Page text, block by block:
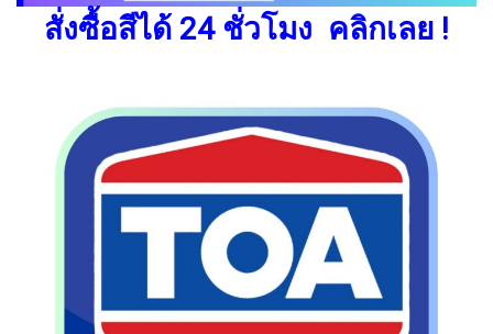
สั่งซื้อสีได้ 24 ชั่วโมง คลิกเลย !